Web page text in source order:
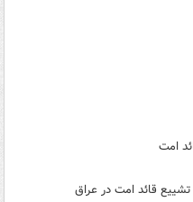
امت
قائد امت در عراق